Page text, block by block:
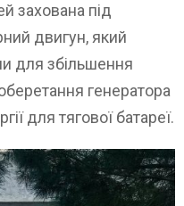
захована під
двигун, який
для збільшення
генератора
для тягової батареї.